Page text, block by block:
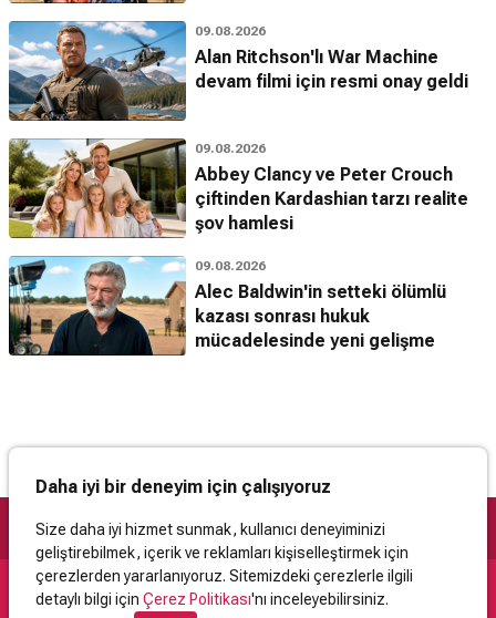
09.08.2026
Alan Ritchson'lı War Machine
devam filmi için resmi onay geldi
09.08.2026
Abbey Clancy ve Peter Crouch
çiftinden Kardashian tarzı realite
şov hamlesi
09.08.2026
Alec Baldwin'in setteki ölümlü
kazası sonrası hukuk
mücadelesinde yeni gelişme
Daha iyi bir deneyim için çalışıyoruz
Size daha iyi hizmet sunmak, kullanıcı deneyiminizi
geliştirebilmek, içerik ve reklamları kişiselleştirmek için
çerezlerden yararlanıyoruz. Sitemizdeki çerezlerle ilgili
detaylı bilgi için Çerez Politikası'nı inceleyebilirsiniz.
Destek